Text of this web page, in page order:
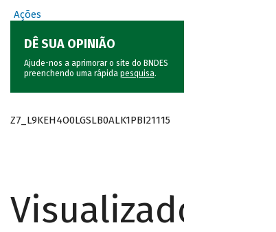
Ações
DÊ SUA OPINIÃO
Ajude-nos a aprimorar o site do BNDES
preenchendo uma rápida pesquisa.
Z7_L9KEH4O0LGSLB0ALK1PBI21115
Visualizador